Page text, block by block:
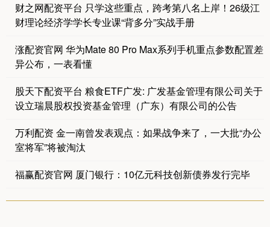
财之网配资平台 只学这些重点，跨考第八名上岸！26级江
财理论经济学学长专业课“背多分”实战手册
涨配资官网 华为Mate 80 Pro Max系列手机重点参数配置差
异公布，一表看懂
股天下配资平台 粮食ETF广发: 广发基金管理有限公司关于
设立瑞晨股权投资基金管理（广东）有限公司的公告
万利配资 金一南曾发表观点：如果战争来了，一大批“办公
室将军”将被淘汰
福赢配资官网 厦门银行：10亿元科技创新债券发行完毕